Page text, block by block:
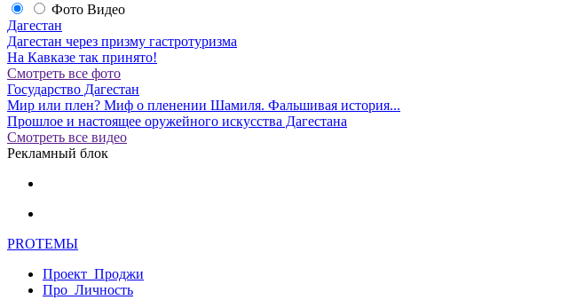
Фото Видео
Дагестан
Дагестан через призму гастротуризма
На Кавказе так принято!
Смотреть все фото
Государство Дагестан
Мир или плен? Миф о пленении Шамиля. Фальшивая история...
Прошлое и настоящее оружейного искусства Дагестана
Смотреть все видео
Рекламный блок
PROТЕМЫ
Проект_Проджи
Про_Личность